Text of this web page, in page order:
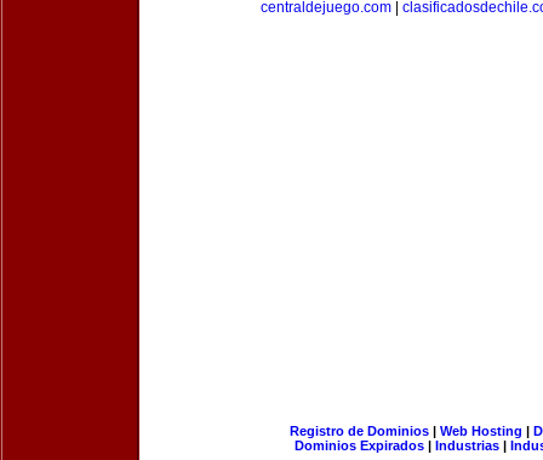
centraldejuego.com
Registro de Dominios| Web Hosting |
Dominios Expirados | Industrias |